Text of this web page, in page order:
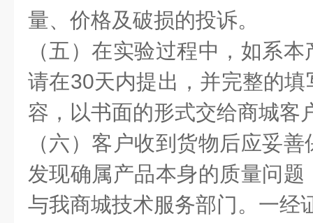
量、价格及破损的投诉。
（五）在实验过程中，如系
请在30天内提出，并完整的
容，以书面的形式交给商城客
（六）客户收到货物后应妥
发现确属产品本身的质量问
与我商城技术服务部门。一经